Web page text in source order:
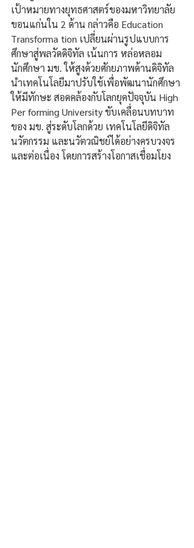
เป้าหมายทางยุทธศาสตร์ของมหาวิทยาลัย
ขอนแก่นใน 2 ด้าน กล่าวคือ Education
Transforma tion เปลี่ยนผ่านรูปแบบการ
ศึกษาสู่พลวัดดิจิทัล เน้นการ หล่อหลอม
นักศึกษา มข. ให้สูงด้วยศักยภาพด้านดิจิทัล
นำเทคโนโลยีมาปรับใช้เพื่อพัฒนานักศึกษา
ให้มีทักษะ สอดคล้องกับโลกยุคปัจจุบัน High
Per forming University ขับเคลื่อนบทบาท
ของ มข. สู่ระดับโลกด้วย เทคโนโลยีดิจิทัล
นวัตกรรม และนวัตวณิชย์ได้อย่างครบวงจร
และต่อเนื่อง โดยการสร้างโอกาสเชื่อมโยง